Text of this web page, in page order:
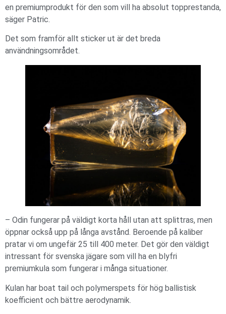
en premiumprodukt för den som vill ha absolut topprestanda,
säger Patric.
Det som framför allt sticker ut är det breda
användningsområdet.
– Odin fungerar på väldigt korta håll utan att splittras, men
öppnar också upp på långa avstånd. Beroende på kaliber
pratar vi om ungefär 25 till 400 meter. Det gör den väldigt
intressant för svenska jägare som vill ha en blyfri
premiumkula som fungerar i många situationer.
Kulan har boat tail och polymerspets för hög ballistisk
koefficient och bättre aerodynamik.